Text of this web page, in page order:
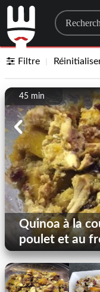
Search
Filtre
45 min
Quinoa à la
poulet et au